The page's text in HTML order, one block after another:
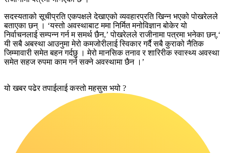
सदस्यताको सूचीप्रति एकपक्षले देखाएको व्यवहारप्रति खिन्न भएको पोखरेलले
बताएका छन् । ‘यस्तो अवस्थाबाट ममा निर्मित मनोविज्ञान बोकेर यो
निर्वाचनलाई सम्पन्न गर्न म समर्थ छैन,’ पोखरेलले राजीनामा पत्रमा भनेका छन्,‘
यी सबै अबस्था आउनुमा मेरो कमजोरीलाई स्विकार गर्दै सबै कुराको नैतिक
जिम्मावारी समेत बहन गर्दछु । मेरो मानसिक तनाव र शारिरीक स्वास्थ्य अवस्था
समेत सहज रुपमा काम गर्न सक्ने अवस्थामा छैन ।’
यो खबर पढेर तपाईलाई कस्तो महसुस भयो ?